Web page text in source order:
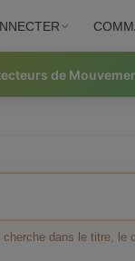
de
dans le titre, le